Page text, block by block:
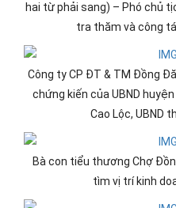
hai từ phải sang) – Phó chủ
tra thăm và công
Công ty CP ĐT & TM Đồng
chứng kiến của UBND
Cao Lộc, UBND
Bà con tiểu thương Chợ
tìm vị trí kinh